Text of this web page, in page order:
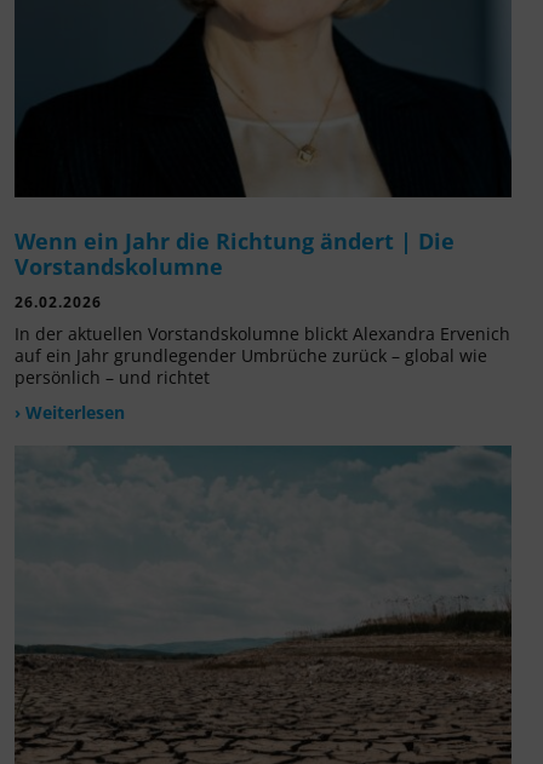
Wenn ein Jahr die Richtung ändert | Die
Vorstandskolumne
26.02.2026
In der aktuellen Vorstandskolumne blickt Alexandra Ervenich
auf ein Jahr grundlegender Umbrüche zurück – global wie
persönlich – und richtet
› Weiterlesen